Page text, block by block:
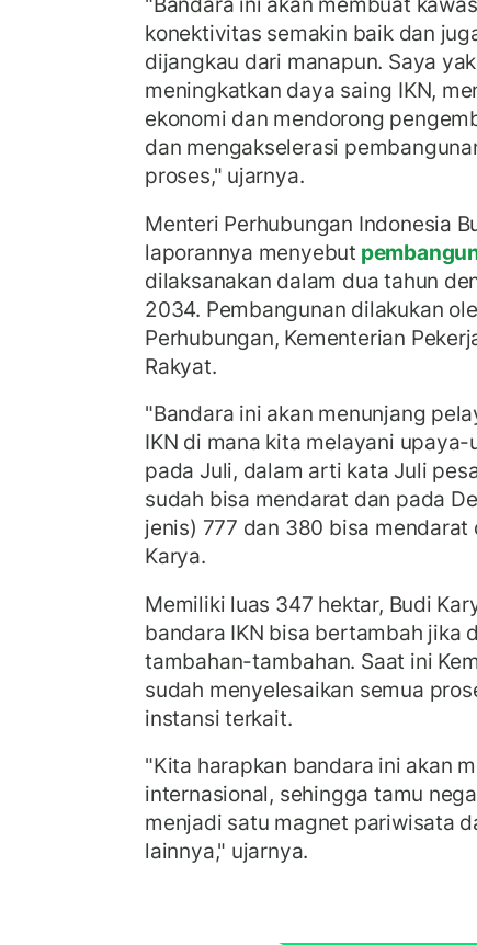
konektivitas semakin baik dan
dijangkau dari manapun. Saya
meningkatkan daya saing IKN,
ekonomi dan mendorong
dan mengakselerasi
proses," ujarnya.
Menteri Perhubungan Indonesia
laporannya menyebut
dilaksanakan dalam dua tahun
2034. Pembangunan dilakukan
Perhubungan, Kementerian
Rakyat.
"Bandara ini akan menunjang
IKN di mana kita melayani
pada Juli, dalam arti kata Juli
sudah bisa mendarat dan pada
jenis) 777 dan 380 bisa mendarat
Karya.
Memiliki luas 347 hektar, Budi
bandara IKN bisa bertambah jika
tambahan-tambahan. Saat ini
sudah menyelesaikan semua
instansi terkait.
"Kita harapkan bandara ini akan
internasional, sehingga tamu
menjadi satu magnet pariwisata
lainnya," ujarnya.